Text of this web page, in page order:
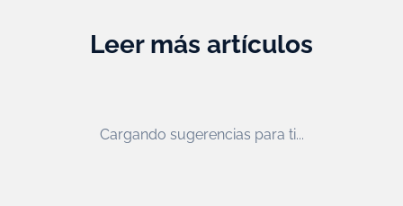
Leer más artículos
Cargando sugerencias para ti...